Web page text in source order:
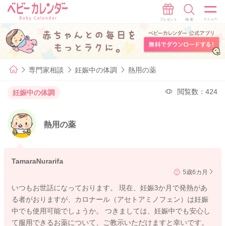
専門家相談 妊娠中の体調 熱用の薬
妊娠中の体調 閲覧数：424
熱用の薬
TamaraNurarifa
5歳6カ月
いつもお世話になっております。 現在、妊娠3か月で発熱があ
る者がおりますが、カロナール（アセトアミノフェン）は妊娠
中でも使用可能でしょうか。 つきましては、妊娠中でも安心し
て服用できるお薬について、ご教示いただけますと幸いです。